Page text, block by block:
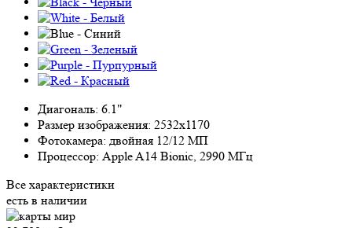
Диагональ: 6.1"
Размер изображения: 2532x1170
Фотокамера: двойная 12/12 МП
Процессор: Apple A14 Bionic, 2990 МГц
Все характеристики
есть в наличии